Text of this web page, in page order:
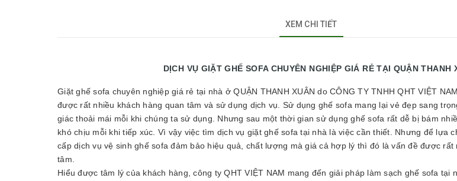
XEM CHI TIẾT
DỊCH VỤ GIẶT GHẾ SOFA CHUYÊN NGHIỆP GIÁ RẺ TẠI QUẬN THANH
Giặt ghế sofa chuyên nghiệp giá rẻ tại nhà ở QUẬN THANH XUÂN do CÔNG TY TNHH QHT VIỆT
được rất nhiều khách hàng quan tâm và sử dụng dịch vụ. Sử dụng ghế sofa mang lại vẻ đẹp sang
giác thoải mái mỗi khi chúng ta sử dụng. Nhưng sau một thời gian sử dụng ghế sofa rất dễ bị bám
khó chịu mỗi khi tiếp xúc. Vì vậy việc tìm dịch vụ giặt ghế sofa tại nhà là việc cần thiết. Nhưng để lựa
cấp dịch vụ vệ sinh ghế sofa đảm bảo hiệu quả, chất lượng mà giá cả hợp lý thì đó là vấn đề được
tâm.
Hiểu được tâm lý của khách hàng, công ty QHT VIỆT NAM mang đến giải pháp làm sạch ghế sofa tại